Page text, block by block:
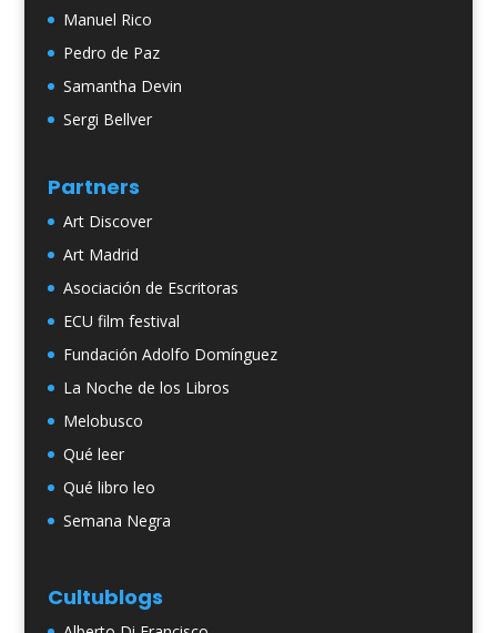
Manuel Rico
Pedro de Paz
Samantha Devin
Sergi Bellver
Partners
Art Discover
Art Madrid
Asociación de Escritoras
ECU film festival
Fundación Adolfo Domínguez
La Noche de los Libros
Melobusco
Qué leer
Qué libro leo
Semana Negra
Cultublogs